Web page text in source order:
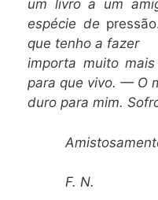
um livro a um
espécie de
que tenho a fazer
importa muito mais
para que vivo. — O
duro para mim.
F. N.